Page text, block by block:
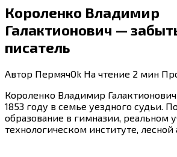
Короленко Владимир
Галактионович —
писатель
Автор ПермячOk На чтение 2 мин
Короленко Владимир Галактионович
1853 году в семье уездного судьи.
образование в гимназии, реальном
технологическом институте,